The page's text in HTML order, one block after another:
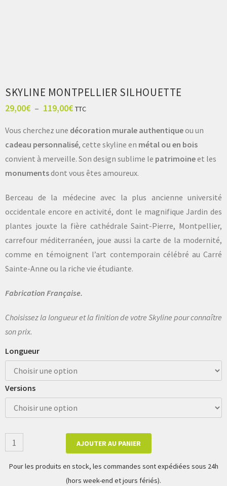
SKYLINE MONTPELLIER SILHOUETTE
29,00€ – 119,00€ TTC
Vous cherchez une décoration murale authentiqueou un
cadeau personnalisé, cette skyline en métal ou en bois
convient à merveille. Son design sublime le patrimoineet les
monumentsdont vous êtes amoureux.
Berceau de la médecine avec la plus ancienne université
occidentale encore en activité, dont le magnifique Jardin des
plantes jouxte la fière cathédrale Saint-Pierre, Montpellier,
carrefour méditerranéen, joue aussi la carte de la modernité,
comme en témoignent l’art contemporain célébré au Carré
Sainte-Anne ou la riche vie étudiante.
Fabrication Française.
Choisissez la longueur et la finition de votre Skyline pour connaître
son prix.
Longueur
Versions
AJOUTER AU PANIER
Pour les produits en stock, les commandes sont expédiées sous 24h
(hors week-end et jours fériés).